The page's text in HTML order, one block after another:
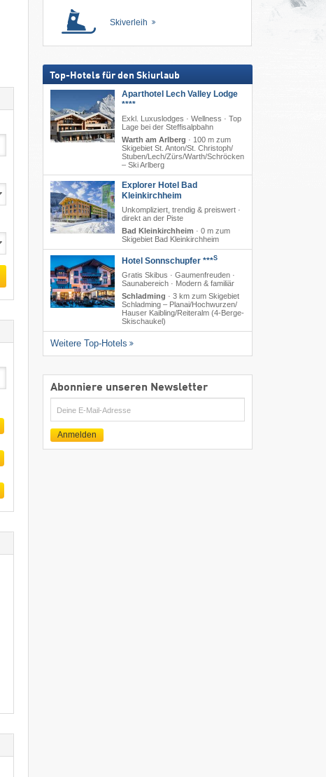
Skiverleih
Top-Hotels für den Skiurlaub
Aparthotel Lech Valley Lodge
****
Exkl. Luxuslodges · Wellness · Top
Lage bei der Steffisalpbahn
Warth am Arlberg · 100 m zum
Skigebiet St. Anton/​St. Christoph/​
Stuben/​Lech/​Zürs/​Warth/​Schröcken
– Ski Arlberg
Explorer Hotel Bad
Kleinkirchheim
Unkompliziert, trendig & preiswert ·
direkt an der Piste
Bad Kleinkirchheim · 0 m zum
Skigebiet Bad Kleinkirchheim
Hotel Sonnschupfer ***S
Gratis Skibus · Gaumenfreuden ·
Saunabereich · Modern & familiär
Schladming · 3 km zum Skigebiet
Schladming – Planai/​Hochwurzen/​
Hauser Kaibling/​Reiteralm (4-Berge-
Skischaukel)
Weitere Top-Hotels
Abonniere unseren Newsletter
E-
Mail
Anmelden